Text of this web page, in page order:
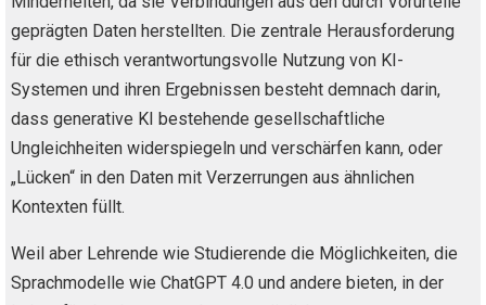
geprägten Daten herstellten. Die zentrale Herausforderung
für die ethisch verantwortungsvolle Nutzung von KI-
Systemen und ihren Ergebnissen besteht demnach darin,
dass generative KI bestehende gesellschaftliche
Ungleichheiten widerspiegeln und verschärfen kann, oder
„Lücken“ in den Daten mit Verzerrungen aus ähnlichen
Kontexten füllt.
Weil aber Lehrende wie Studierende die Möglichkeiten, die
Sprachmodelle wie ChatGPT 4.0 und andere bieten, in der